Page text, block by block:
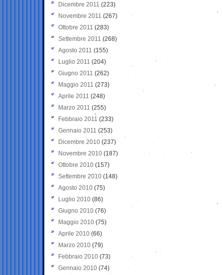
Dicembre 2011 (223)
Novembre 2011 (267)
Ottobre 2011 (283)
Settembre 2011 (268)
Agosto 2011 (155)
Luglio 2011 (204)
Giugno 2011 (262)
Maggio 2011 (273)
Aprile 2011 (248)
Marzo 2011 (255)
Febbraio 2011 (233)
Gennaio 2011 (253)
Dicembre 2010 (237)
Novembre 2010 (187)
Ottobre 2010 (157)
Settembre 2010 (148)
Agosto 2010 (75)
Luglio 2010 (86)
Giugno 2010 (76)
Maggio 2010 (75)
Aprile 2010 (66)
Marzo 2010 (79)
Febbraio 2010 (73)
Gennaio 2010 (74)